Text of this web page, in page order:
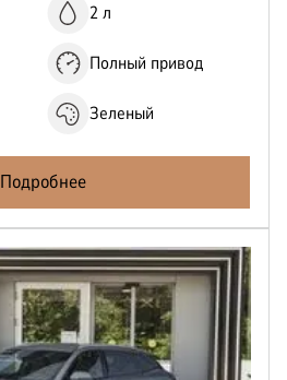
2 л
Полный привод
Зеленый
Подробнее